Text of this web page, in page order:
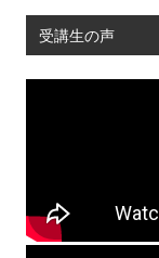
受講生の声